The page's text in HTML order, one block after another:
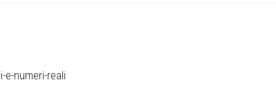
e-numeri-reali